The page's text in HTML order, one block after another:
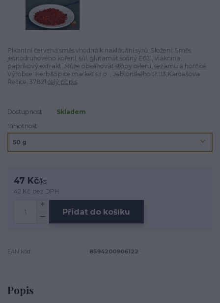
Pikantní červená směs vhodná k nakládání sýrů. Složení: Směs
jednodruhového koření, sůl, glutamát sodný E621, vláknina,
paprikový extrakt. Může obsahovat stopy celeru, sezamu a hořčice.
Výrobce: Herb&Spice market s.r.o. , Jablonského tř.113,Kardašova
Řečice, 37821 celý popis
Dostupnost
Skladem
Hmotnost
47 Kč/ks
42 Kč bez DPH
Přidat do košíku
EAN kód: 8594200906122
Popis